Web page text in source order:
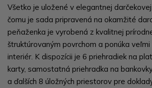
Všetko je uložené v elegantnej
čomu je sada pripravená na okamžité
peňaženka je vyrobená z kvalitnej
štruktúrovaným povrchom a ponúka
interiér. K dispozícii je 6 priehradiek na
karty, samostatná priehradka na
a ďalších 8 úložných priestorov pre